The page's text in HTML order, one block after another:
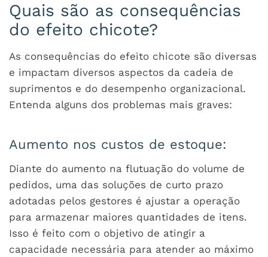
Quais são as consequências
do efeito chicote?
As consequências do efeito chicote são diversas
e impactam diversos aspectos da cadeia de
suprimentos e do desempenho organizacional.
Entenda alguns dos problemas mais graves:
Aumento nos custos de estoque:
Diante do aumento na flutuação do volume de
pedidos, uma das soluções de curto prazo
adotadas pelos gestores é ajustar a operação
para armazenar maiores quantidades de itens.
Isso é feito com o objetivo de atingir a
capacidade necessária para atender ao máximo